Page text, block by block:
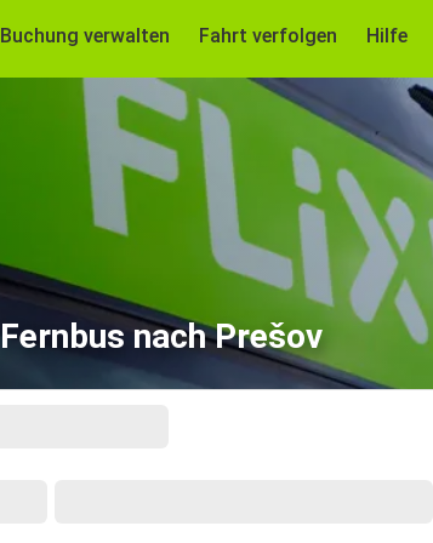
Buchung verwalten Fahrt verfolgen Hilfe
Fernbus nach Prešov